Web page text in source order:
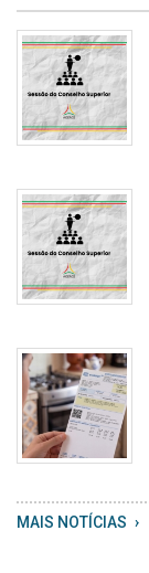
A
Cópia
de
Consultas
e
Audiência
WhatsApp
Image
MAIS NOTÍCIAS